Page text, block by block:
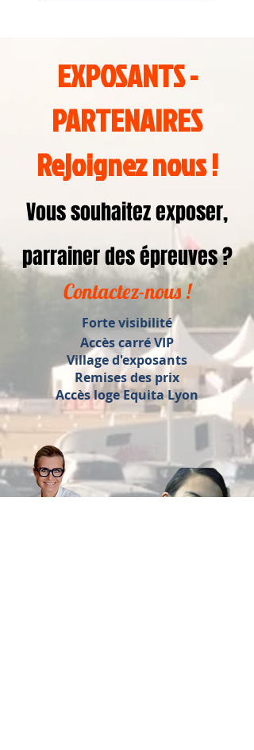
EXPOSANTS -
PARTENAIRES
Rejoignez nous !
Vous souhaitez exposer,
parrainer des épreuves ?
Contactez-nous !
Forte visibilité
Accès carré VIP
Village d'exposants
Remises des prix
Accès loge Equita Lyon